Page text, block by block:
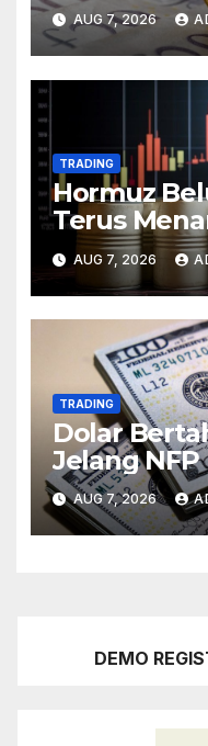
AUG 7, 2026
TRADING
Hormuz
Terus
AUG 7, 2026
TRADING
Dolar
Jelang NFP
AUG 7, 2026
DEMO